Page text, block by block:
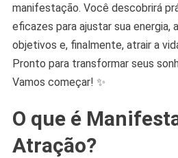
manifestação. Você descobrirá
eficazes para ajustar sua energia,
objetivos e, finalmente, atrair a
Pronto para transformar seus
Vamos começar! ✨
O que é
Atração?